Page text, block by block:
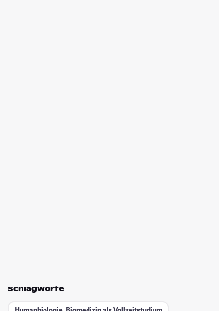
Schlagworte